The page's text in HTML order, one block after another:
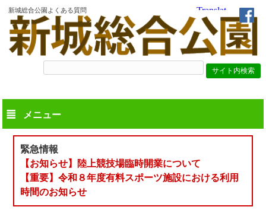
新城総合公園よくある質問
メニュー
緊急情報
【お知らせ】陸上競技場臨時開業について
【重要】令和８年度有料スポーツ施設における利用
時間のお知らせ